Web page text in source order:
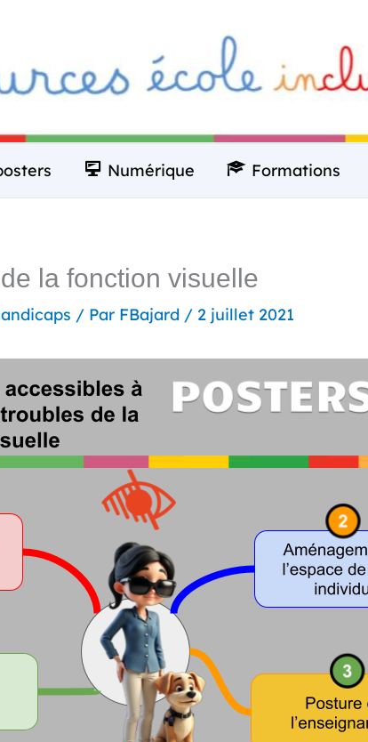
Numérique Formations
la fonction visuelle
/ Par FBajard / 2 juillet 2021